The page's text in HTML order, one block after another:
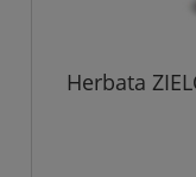
Herbata